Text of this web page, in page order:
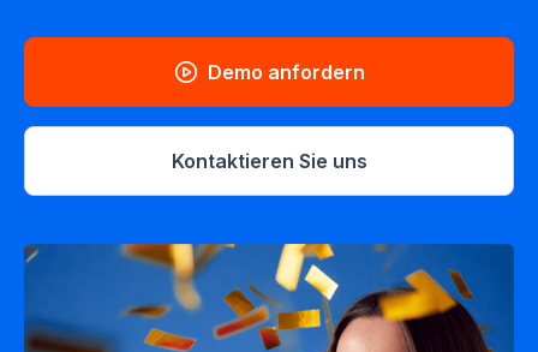
Kontaktieren Sie uns
Demo anfordern